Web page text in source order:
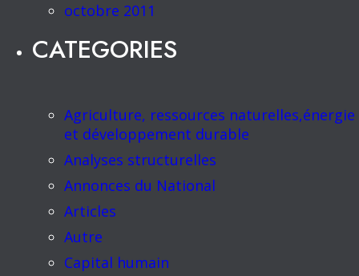
octobre 2011
CATEGORIES
Agriculture, ressources naturelles,énergie
et développement durable
Analyses structurelles
Annonces du National
Articles
Autre
Capital humain